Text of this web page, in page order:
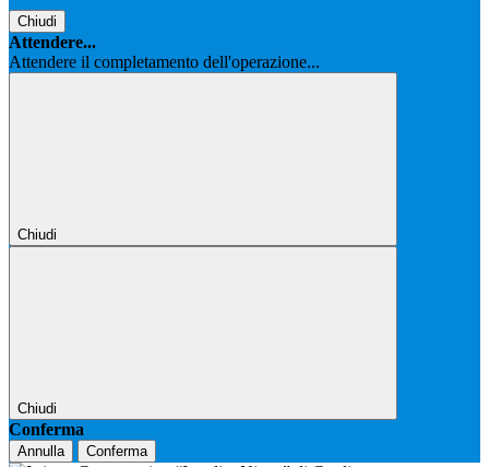
Chiudi
Attendere...
Attendere il completamento dell'operazione...
Chiudi
Chiudi
Conferma
Annulla Conferma